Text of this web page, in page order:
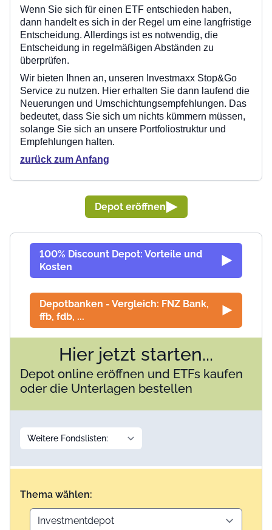
Wenn Sie sich für einen ETF entschieden haben,
dann handelt es sich in der Regel um eine langfristige
Entscheidung. Allerdings ist es notwendig, die
Entscheidung in regelmäßigen Abständen zu
überprüfen.
Wir bieten Ihnen an, unseren Investmaxx Stop&Go
Service zu nutzen. Hier erhalten Sie dann laufend die
Neuerungen und Umschichtungsempfehlungen. Das
bedeutet, dass Sie sich um nichts kümmern müssen,
solange Sie sich an unsere Portfoliostruktur und
Empfehlungen halten.
zurück zum Anfang
Depot eröffnen
100% Discount Depot: Vorteile und
Kosten
Depotbanken - Vergleich: FNZ Bank,
ffb, fdb, ...
Hier jetzt starten...
Depot online eröffnen und ETFs kaufen
oder die Unterlagen bestellen
Thema wählen: